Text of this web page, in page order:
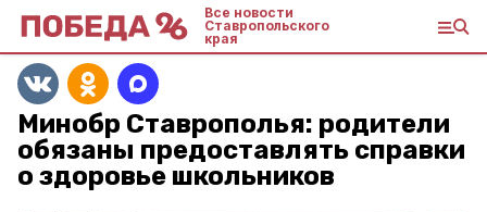
Все новости
Ставропольского
края
Минобр Ставрополья: родители
обязаны предоставлять справки
о здоровье школьников